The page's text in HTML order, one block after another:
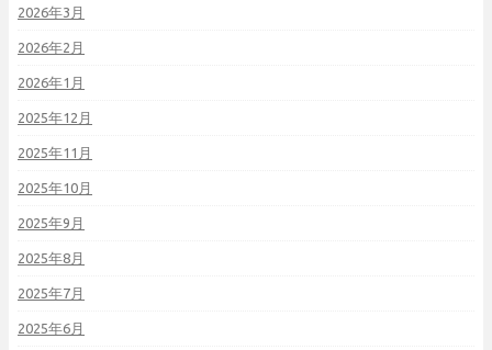
2026年3月
2026年2月
2026年1月
2025年12月
2025年11月
2025年10月
2025年9月
2025年8月
2025年7月
2025年6月